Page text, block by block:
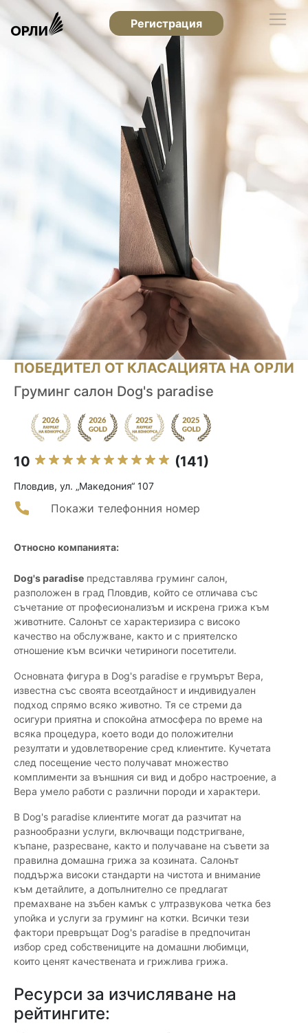
Регистрация
ПОБЕДИТЕЛ ОТ КЛАСАЦИЯТА НА ОРЛИ
Груминг салон Dog's paradise
10 (141)
Пловдив, ул. „Македония“ 107
Покажи телефонния номер
Относно компанията:
Dog's paradise представлява груминг салон,
разположен в град Пловдив, който се отличава със
съчетание от професионализъм и искрена грижа към
животните. Салонът се характеризира с високо
качество на обслужване, както и с приятелско
отношение към всички четириноги посетители.
Основната фигура в Dog's paradise е грумърът Вера,
известна със своята всеотдайност и индивидуален
подход спрямо всяко животно. Тя се стреми да
осигури приятна и спокойна атмосфера по време на
всяка процедура, което води до положителни
резултати и удовлетворение сред клиентите. Кучетата
след посещение често получават множество
комплименти за външния си вид и добро настроение, а
Вера умело работи с различни породи и характери.
В Dog's paradise клиентите могат да разчитат на
разнообразни услуги, включващи подстригване,
къпане, разресване, както и получаване на съвети за
правилна домашна грижа за козината. Салонът
поддържа високи стандарти на чистота и внимание
към детайлите, а допълнително се предлагат
премахване на зъбен камък с ултразвукова четка без
упойка и услуги за груминг на котки. Всички тези
фактори превръщат Dog's paradise в предпочитан
избор сред собствениците на домашни любимци,
които ценят качествената и грижлива грижа.
Ресурси за изчисляване на
рейтингите: